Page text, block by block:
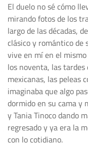
El duelo no sé cómo
mirando fotos de los
largo de las décadas,
clásico y romántico de
vive en mí en el
los noventa, las
mexicanas, las peleas
imaginaba que algo
dormido en su cama y
y Tania Tinoco dando
regresado y ya era la
con lo cotidiano.